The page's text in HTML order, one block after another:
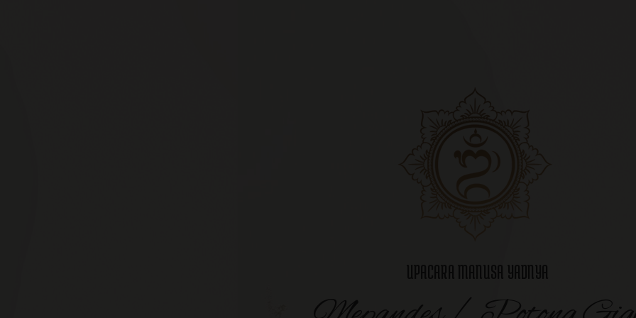
UPACARA MANUSA YADNYA